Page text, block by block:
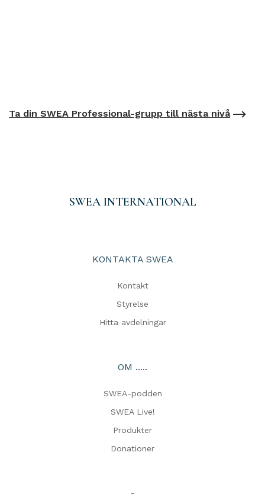
Ta din SWEA Professional-grupp till nästa nivå
SWEA INTERNATIONAL
KONTAKTA SWEA
Kontakt
Styrelse
Hitta avdelningar
OM .....
SWEA-podden
SWEA Live!
Produkter
Donationer